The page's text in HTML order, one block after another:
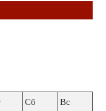
Сб Вс